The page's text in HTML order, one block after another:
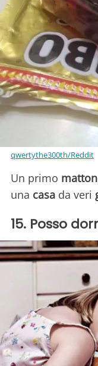
qwertythe300th/Reddit
Un primo
una casa da veri
15. Posso